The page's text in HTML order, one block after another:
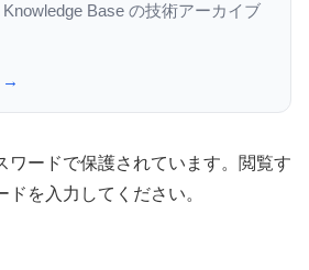
Base の技術アーカイブ
→
ワードで保護されています。閲覧す
を入力してください。